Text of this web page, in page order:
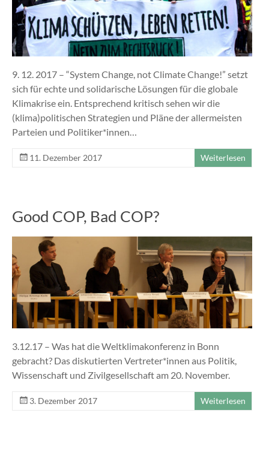
9. 12. 2017 – “System Change, not Climate Change!” setzt
sich für echte und solidarische Lösungen für die globale
Klimakrise ein. Entsprechend kritisch sehen wir die
(klima)politischen Strategien und Pläne der allermeisten
Parteien und Politiker*innen…
11. Dezember 2017 Weiterlesen
Good COP, Bad COP?
3.12.17 – Was hat die Weltklimakonferenz in Bonn
gebracht? Das diskutierten Vertreter*innen aus Politik,
Wissenschaft und Zivilgesellschaft am 20. November.
3. Dezember 2017 Weiterlesen